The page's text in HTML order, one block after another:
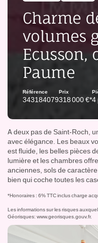
Charme
volumes
Ecusson,
Paume
Référence
343184079
Prix
318 000 €*4
A deux pas de Saint-Roch,
avec élégance. Les beaux
est fluide, les belles pièces
lumière et les chambres
anciennes, sols de
bien qui coche toutes les
*Honoraires : 6% TTC inclus charge
Les informations sur les risques
Géorisques: www.georisques.gouv.fr.